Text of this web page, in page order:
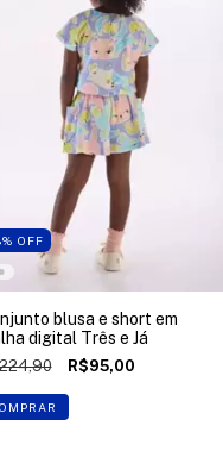
% OFF
blusa e short em
digital Três e Já
R$95,00